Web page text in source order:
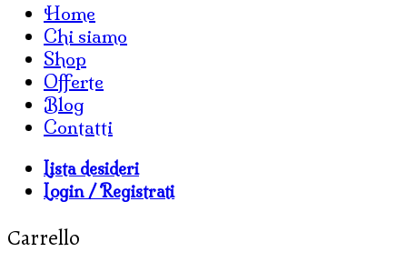
Home
Chi siamo
Shop
Offerte
Blog
Contatti
Lista desideri
Login / Registrati
Carrello